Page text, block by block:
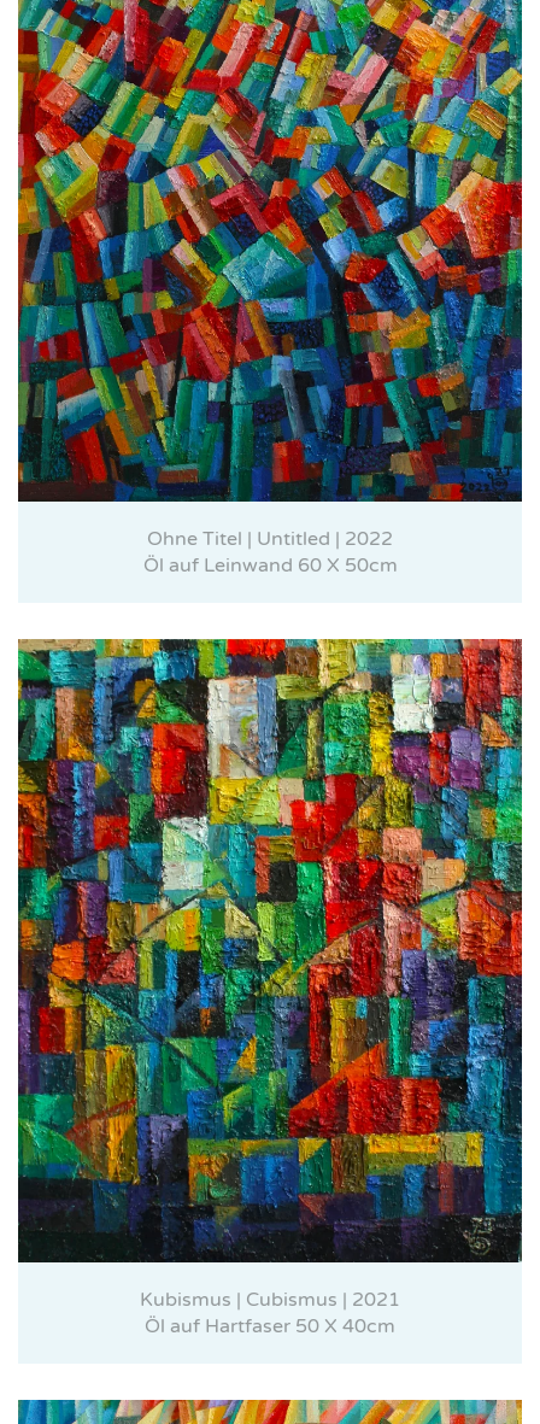
Ohne Titel | Untitled | 2022
Öl auf Leinwand 60 X 50cm
Kubismus | Cubismus | 2021
Öl auf Hartfaser 50 X 40cm